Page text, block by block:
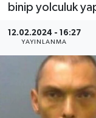
binip yolculuk
12.02.2024 - 16:27
YAYINLANMA